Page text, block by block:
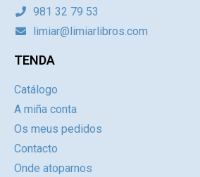
981 32 79 53
limiar@limiarlibros.com
TENDA
Catálogo
A miña conta
Os meus pedidos
Contacto
Onde atoparnos